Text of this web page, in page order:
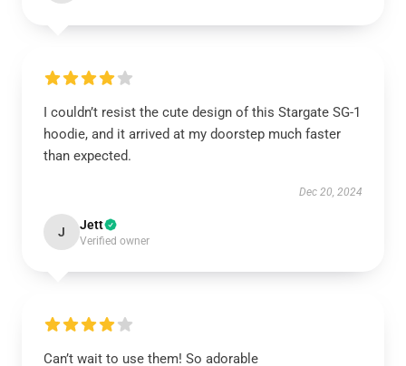
I couldn’t resist the cute design of this Stargate SG-1
hoodie, and it arrived at my doorstep much faster
than expected.
Dec 20, 2024
J Jett
Verified owner
Can’t wait to use them! So adorable